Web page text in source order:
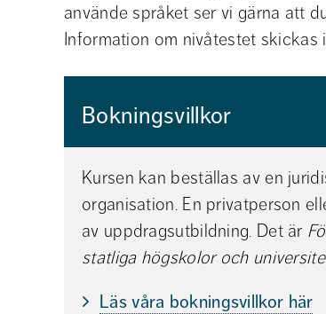
använde språket ser vi gärna att
Information om nivåtestet
Bokningsvillkor
Kursen kan beställas av en
organisation. En privatperson
av uppdragsutbildning. Det är
statliga högskolor och
Läs våra bokningsvillkor här